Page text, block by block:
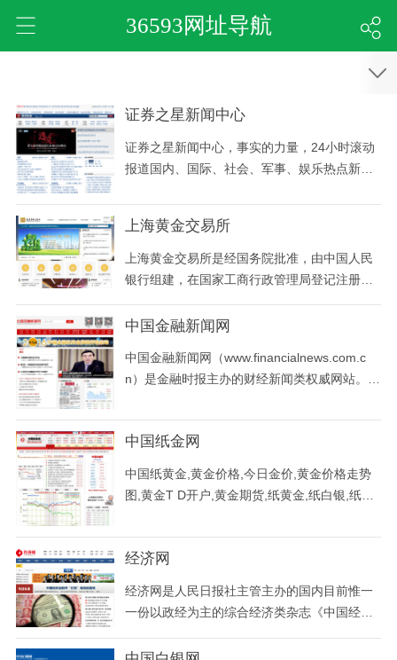
36593网址导航
证券之星新闻中心
证券之星新闻中心，事实的力量，24小时滚动
报道国内、国际、社会、军事、娱乐热点新
上海黄金交易所
上海黄金交易所是经国务院批准，由中国人民
银行组建，在国家工商行政管理局登记注册
人。遵循公开、公平、公正和诚实信用的原则
002年10月30日正式开业。
中国金融新闻网
中国金融新闻网（www.financialnews.com.c
n）是金融时报主办的财经新闻类权威网站。
纸，是党和国家在金融领域的重要舆论阵地和
传播金融政策和信息的主渠道；是中国人民银
行和国家外汇管理局授权公布金融统计资料的
惟一媒体，银保监会、证监会指定的重要信息
中国纸金网
中国纸黄金,黄金价格,今日金价,黄金价格走势
图,黄金T D开户,黄金期货,纸黄金,纸白银,纸铂
站,为华人黄金投资者提供及时全面的黄金资
讯。
经济网
经济网是人民日报社主管主办的国内目前惟一
一份以政经为主的综合经济类杂志《中国经济
网站。经济网坚持输出高品质的《中国经济周